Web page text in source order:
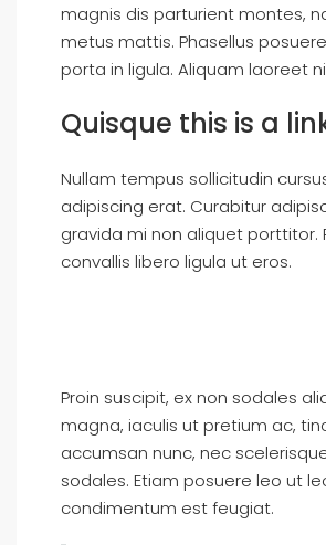
magnis dis parturient montes,
metus mattis. Phasellus
porta in ligula. Aliquam laoreet
Quisque this is a
Nullam tempus sollicitudin
adipiscing erat. Curabitur
gravida mi non aliquet porttitor.
convallis libero ligula ut eros.
Proin suscipit, ex non sodales
magna, iaculis ut pretium ac,
accumsan nunc, nec
sodales. Etiam posuere leo ut
condimentum est feugiat.